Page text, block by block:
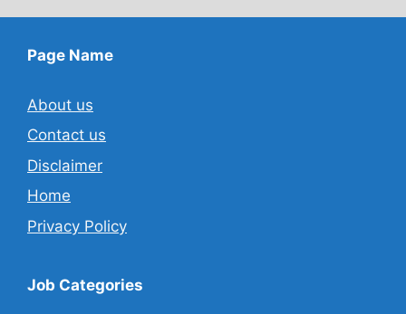
Page Name
About us
Contact us
Disclaimer
Home
Privacy Policy
Job Categories